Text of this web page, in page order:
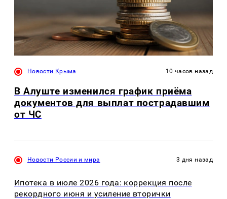
Новости Крыма 10 часов назад
В Алуште изменился график приёма
документов для выплат пострадавшим
от ЧС
Новости России и мира 3 дня назад
Ипотека в июле 2026 года: коррекция после
рекордного июня и усиление вторички